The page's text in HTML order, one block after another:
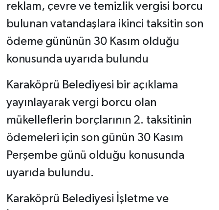
reklam, çevre ve temizlik vergisi borcu
bulunan vatandaşlara ikinci taksitin son
ödeme gününün 30 Kasım olduğu
konusunda uyarıda bulundu
Karaköprü Belediyesi bir açıklama
yayınlayarak vergi borcu olan
mükelleflerin borçlarının 2. taksitinin
ödemeleri için son günün 30 Kasım
Perşembe günü olduğu konusunda
uyarıda bulundu.
Karaköprü Belediyesi İşletme ve